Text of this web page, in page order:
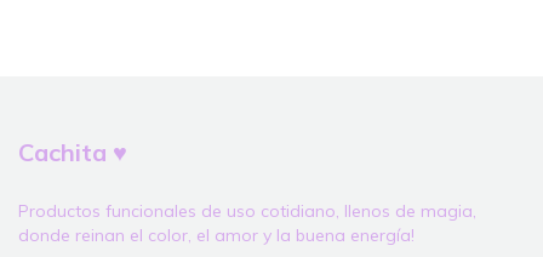
Cachita ♥
Productos funcionales de uso cotidiano, llenos de magia,
donde reinan el color, el amor y la buena energía!